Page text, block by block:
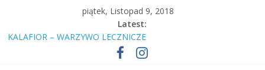
piątek, Listopad 9, 2018
Latest:
KALAFIOR – WARZYWO LECZNICZE
Insulinooporność? Cukrzyca? Przeczytaj nawet jeśli jesteś